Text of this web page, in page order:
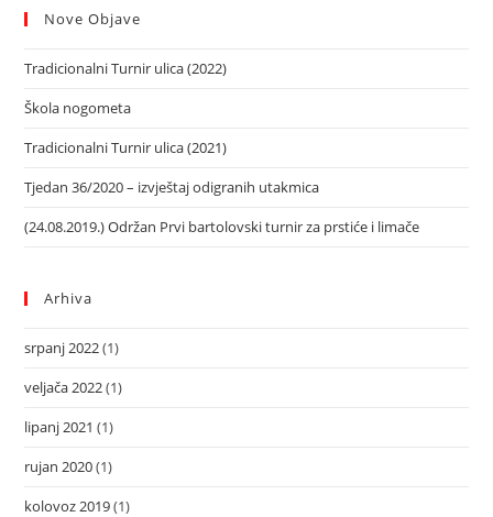
Nove Objave
Tradicionalni Turnir ulica (2022)
Škola nogometa
Tradicionalni Turnir ulica (2021)
Tjedan 36/2020 – izvještaj odigranih utakmica
(24.08.2019.) Održan Prvi bartolovski turnir za prstiće i limače
Arhiva
srpanj 2022(1)
veljača 2022(1)
lipanj 2021 (1)
rujan 2020(1)
kolovoz 2019(1)